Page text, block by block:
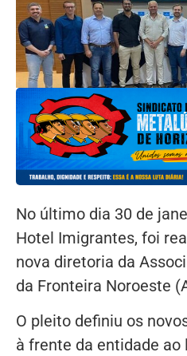
No último dia 30 de
Hotel Imigrantes, foi
nova diretoria da
da Fronteira Noroeste
O pleito definiu os
à frente da entidade ao